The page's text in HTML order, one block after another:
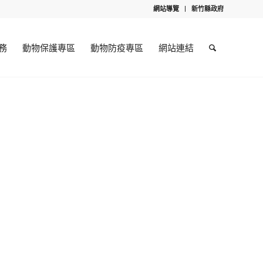
網站導覽 新竹縣政府
動物保護專區 動物防疫專區 網站連結